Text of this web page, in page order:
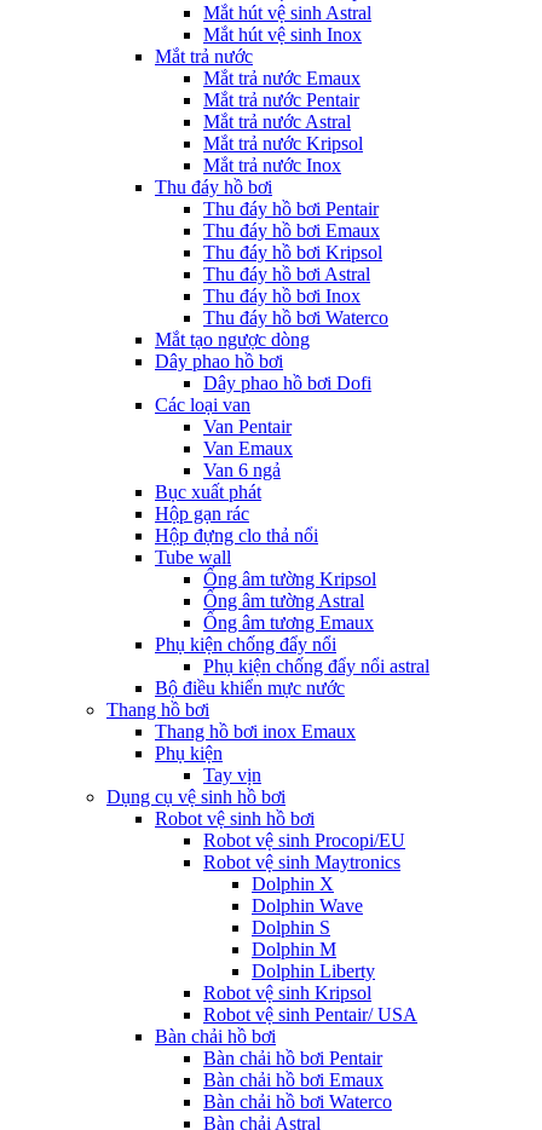
Mắt hút vệ sinh Astral
Mắt hút vệ sinh Inox
Mắt trả nước
Mắt trả nước Emaux
Mắt trả nước Pentair
Mắt trả nước Astral
Mắt trả nước Kripsol
Mắt trả nước Inox
Thu đáy hồ bơi
Thu đáy hồ bơi Pentair
Thu đáy hồ bơi Emaux
Thu đáy hồ bơi Kripsol
Thu đáy hồ bơi Astral
Thu đáy hồ bơi Inox
Thu đáy hồ bơi Waterco
Mắt tạo ngược dòng
Dây phao hồ bơi
Dây phao hồ bơi Dofi
Các loại van
Van Pentair
Van Emaux
Van 6 ngả
Bục xuất phát
Hộp gạn rác
Hộp đựng clo thả nổi
Tube wall
Ống âm tường Kripsol
Ống âm tường Astral
Ống âm tương Emaux
Phụ kiện chống đẩy nổi
Phụ kiện chống đẩy nổi astral
Bộ điều khiển mực nước
Thang hồ bơi
Thang hồ bơi inox Emaux
Phụ kiện
Tay vịn
Dụng cụ vệ sinh hồ bơi
Robot vệ sinh hồ bơi
Robot vệ sinh Procopi/EU
Robot vệ sinh Maytronics
Dolphin X
Dolphin Wave
Dolphin S
Dolphin M
Dolphin Liberty
Robot vệ sinh Kripsol
Robot vệ sinh Pentair/ USA
Bàn chải hồ bơi
Bàn chải hồ bơi Pentair
Bàn chải hồ bơi Emaux
Bàn chải hồ bơi Waterco
Bàn chải Astral